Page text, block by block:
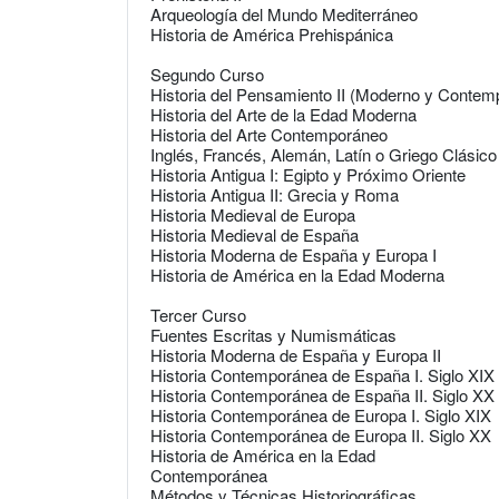
Arqueología del Mundo Mediterráneo
Historia de América Prehispánica
Segundo Curso
Historia del Pensamiento II (Moderno y
Historia del Arte de la Edad Moderna
Historia del Arte Contemporáneo
Inglés, Francés, Alemán, Latín o Griego Clásico
Historia Antigua I: Egipto y Próximo Oriente
Historia Antigua II: Grecia y Roma
Historia Medieval de Europa
Historia Medieval de España
Historia Moderna de España y Europa I
Historia de América en la Edad Moderna
Tercer Curso
Fuentes Escritas y Numismáticas
Historia Moderna de España y Europa II
Historia Contemporánea de España I. Siglo XIX
Historia Contemporánea de España II. Siglo XX
Historia Contemporánea de Europa I. Siglo XIX
Historia Contemporánea de Europa II. Siglo XX
Historia de América en la Edad
Contemporánea